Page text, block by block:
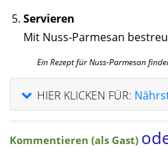
Servieren
Mit Nuss-Parmesan
Ein Rezept für Nuss-Parmesan
HIER KLICKEN FÜR:
Kommentieren (als Gast)